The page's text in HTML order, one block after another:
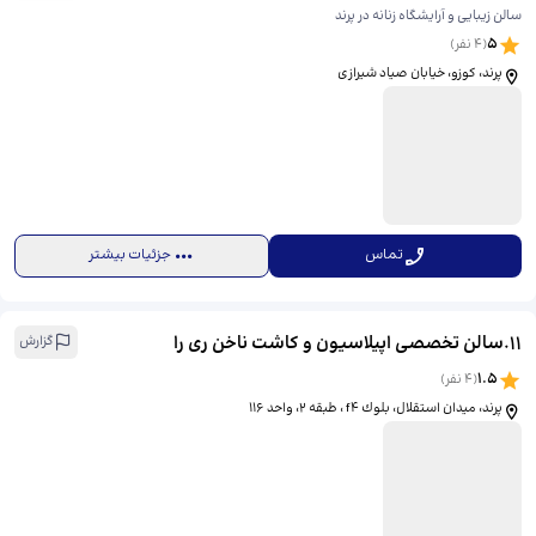
سالن زیبایی و آرایشگاه زنانه در پرند
5
(
4نفر)
پرند، کوزو، خیابان صیاد شیرازی
تماس جزئیات بیشتر
11
.سالن تخصصی اپیلاسیون و کاشت ناخن ری را گزارش
1.5
(
4نفر)
پرند، ميدان استقلال، بلوك f4 ، طبقه 2، واحد 116